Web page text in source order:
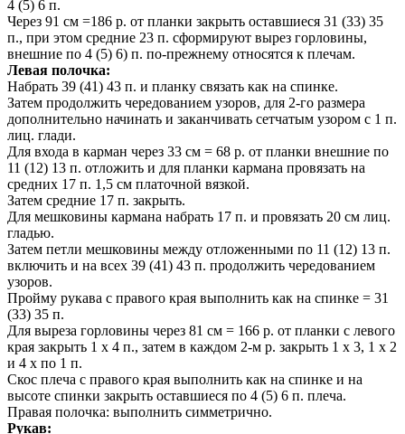
4 (5) 6 п.
Через 91 см =186 р. от планки закрыть оставшиеся 31 (33) 35
п., при этом средние 23 п. сформируют вырез горловины,
внешние по 4 (5) 6) п. по-прежнему относятся к плечам.
Левая полочка:
Набрать 39 (41) 43 п. и планку связать как на спинке.
Затем продолжить чередованием узоров, для 2-го размера
дополнительно начинать и заканчивать сетчатым узором с 1 п.
лиц. глади.
Для входа в карман через 33 см = 68 р. от планки внешние по
11 (12) 13 п. отложить и для планки кармана провязать на
средних 17 п. 1,5 см платочной вязкой.
Затем средние 17 п. закрыть.
Для мешковины кармана набрать 17 п. и провязать 20 см лиц.
гладью.
Затем петли мешковины между отложенными по 11 (12) 13 п.
включить и на всех 39 (41) 43 п. продолжить чередованием
узоров.
Пройму рукава с правого края выполнить как на спинке = 31
(33) 35 п.
Для выреза горловины через 81 см = 166 р. от планки с левого
края закрыть 1 х 4 п., затем в каждом 2-м р. закрыть 1 x 3, 1 x 2
и 4 x по 1 п.
Скос плеча с правого края выполнить как на спинке и на
высоте спинки закрыть оставшиеся по 4 (5) 6 п. плеча.
Правая полочка: выполнить симметрично.
Рукав: